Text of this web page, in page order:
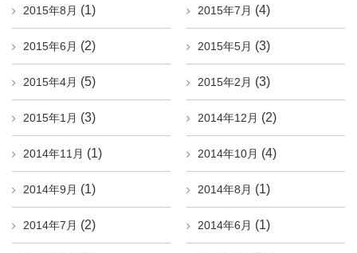
2015年8月 (1) 2015年7月 (4)
2015年6月 (2) 2015年5月 (3)
2015年4月 (5) 2015年2月 (3)
2015年1月 (3) 2014年12月 (2)
2014年11月 (1) 2014年10月 (4)
2014年9月 (1) 2014年8月 (1)
2014年7月 (2) 2014年6月 (1)